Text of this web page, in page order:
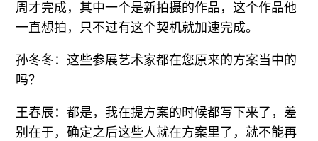
周才完成，其中一个是新拍摄的作品，这个作品他
一直想拍，只不过有这个契机就加速完成。
孙冬冬：这些参展艺术家都在您原来的方案当中的
吗？
王春辰：都是，我在提方案的时候都写下来了，差
别在于，确定之后这些人就在方案里了，就不能再